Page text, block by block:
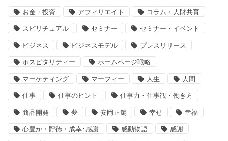
お金・投資 アフィリエイト コラム・人財共育
スピリチュアル セミナー セミナー・イベント
ビジネス ビジネスモデル プレスリリース
ホスピタリティー ホームページ戦略
マーケティング マーフィー 人生 人間
仕事 仕事のヒント 仕事力・仕事観・働き方
商品開発 夢 安岡正篤 幸せ 幸福
心豊か・貯徳・成幸･感謝 感動物語 感謝